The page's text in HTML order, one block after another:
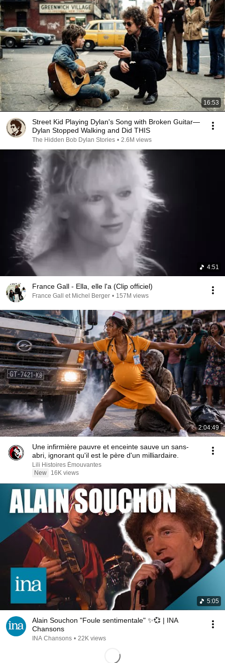
16:53
Street Kid Playing Dylan's Song with Broken Guitar—
Dylan Stopped Walking and Did THIS
The Hidden Bob Dylan Stories • 2.6M views
4:51
France Gall - Ella, elle l'a (Clip officiel)
France Gall et Michel Berger • 157M views
2:04:49
Une infirmière pauvre et enceinte sauve un sans-
abri, ignorant qu'il est le père d'un milliardaire.
Lili Histoires Émouvantes
New
16K views
5:05
Alain Souchon "Foule sentimentale" ✨💞 | INA
Chansons
INA Chansons • 22K views